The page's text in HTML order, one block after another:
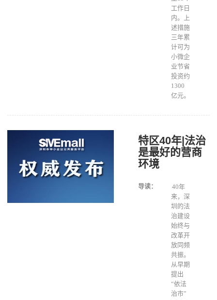
工作日
内。上
述措施
三年累
计可为
小微企
业节省
投资约
1300
亿元。
特区40年|法治
是最好的营商
环境
导读：
40年
来，深
圳的法
治建设
始终与
改革开
放同频
共振。
从早期
提出
“依法
治市”